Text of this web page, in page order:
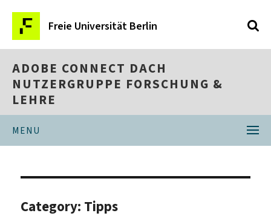
Freie Universität Berlin
ADOBE CONNECT DACH
NUTZERGRUPPE FORSCHUNG &
LEHRE
MENU
Category: Tipps